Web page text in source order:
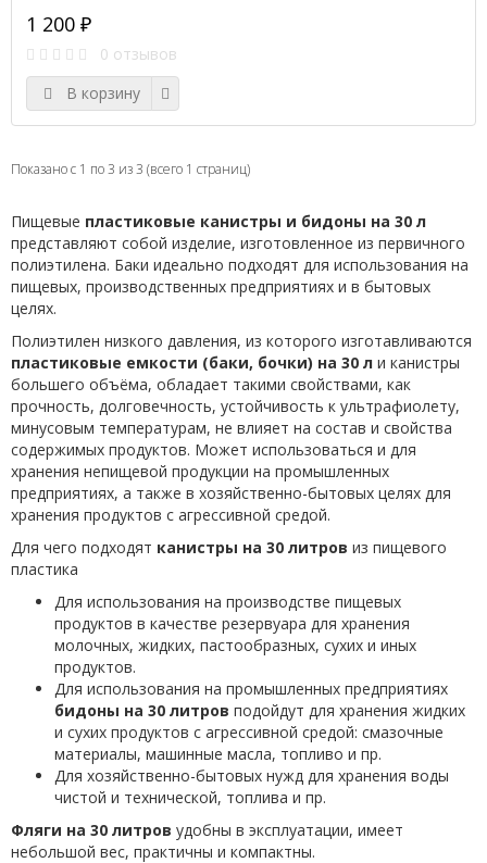
1 200 ₽
0 отзывов
В корзину
Показано с 1 по 3 из 3 (всего 1 страниц)
Пищевые пластиковые канистры и бидоны на 30 л
представляют собой изделие, изготовленное из первичного
полиэтилена. Баки идеально подходят для использования на
пищевых, производственных предприятиях и в бытовых
целях.
Полиэтилен низкого давления, из которого изготавливаются
пластиковые емкости (баки, бочки) на 30 л и канистры
большего объёма, обладает такими свойствами, как
прочность, долговечность, устойчивость к ультрафиолету,
минусовым температурам, не влияет на состав и свойства
содержимых продуктов. Может использоваться и для
хранения непищевой продукции на промышленных
предприятиях, а также в хозяйственно-бытовых целях для
хранения продуктов с агрессивной средой.
Для чего подходят канистры на 30 литров из пищевого
пластика
Для использования на производстве пищевых
продуктов в качестве резервуара для хранения
молочных, жидких, пастообразных, сухих и иных
продуктов.
Для использования на промышленных предприятиях
бидоны на 30 литров подойдут для хранения жидких
и сухих продуктов с агрессивной средой: смазочные
материалы, машинные масла, топливо и пр.
Для хозяйственно-бытовых нужд для хранения воды
чистой и технической, топлива и пр.
Фляги на 30 литров удобны в эксплуатации, имеет
небольшой вес, практичны и компактны.